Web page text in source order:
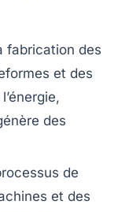
fabrication des
et des
des
de
et des